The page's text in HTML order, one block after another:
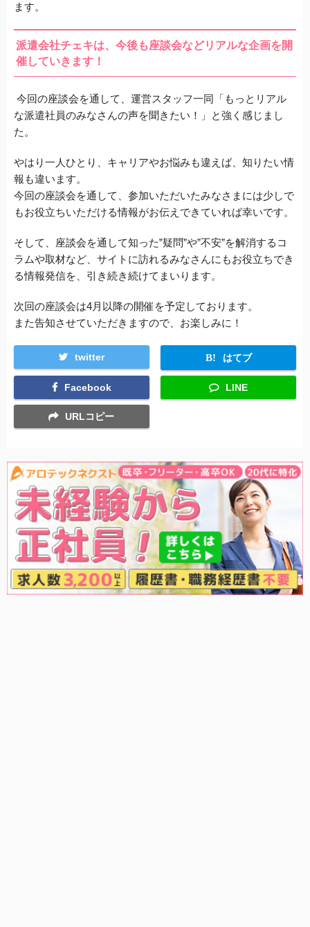
ます。
派遣会社チェキは、今後も座談会などリアルな企画を開
催していきます！
今回の座談会を通して、運営スタッフ一同「もっとリアル
な派遣社員のみなさんの声を聞きたい！」と強く感じまし
た。
やはり一人ひとり、キャリアやお悩みも違えば、知りたい情
報も違います。
今回の座談会を通して、参加いただいたみなさまには少しで
もお役立ちいただける情報がお伝えできていれば幸いです。
そして、座談会を通して知った”疑問”や”不安”を解消するコ
ラムや取材など、サイトに訪れるみなさんにもお役立ちでき
る情報発信を、引き続き続けてまいります。
次回の座談会は4月以降の開催を予定しております。
また告知させていただきますので、お楽しみに！
twitter はてブ
Facebook LINE
URLコピー